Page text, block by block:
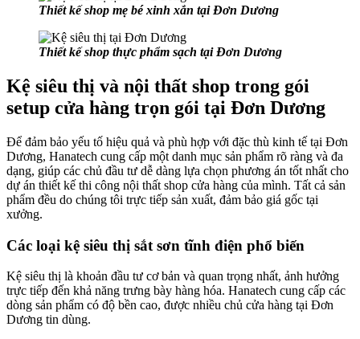
Thiết kế shop mẹ bé xinh xắn tại Đơn Dương
Thiết kế shop thực phẩm sạch tại Đơn Dương
Kệ siêu thị và nội thất shop trong gói
setup cửa hàng trọn gói tại Đơn Dương
Để đảm bảo yếu tố hiệu quả và phù hợp với đặc thù kinh tế tại Đơn
Dương, Hanatech cung cấp một danh mục sản phẩm rõ ràng và đa
dạng, giúp các chủ đầu tư dễ dàng lựa chọn phương án tốt nhất cho
dự án thiết kế thi công nội thất shop cửa hàng của mình. Tất cả sản
phẩm đều do chúng tôi trực tiếp sản xuất, đảm bảo giá gốc tại
xưởng.
Các loại kệ siêu thị sắt sơn tĩnh điện phổ biến
Kệ siêu thị là khoản đầu tư cơ bản và quan trọng nhất, ảnh hưởng
trực tiếp đến khả năng trưng bày hàng hóa. Hanatech cung cấp các
dòng sản phẩm có độ bền cao, được nhiều chủ cửa hàng tại Đơn
Dương tin dùng.